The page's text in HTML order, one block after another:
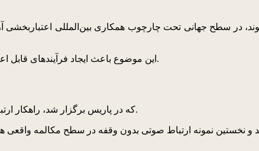
این موضوع باعث ایجاد فرآیندهای قابل اعتماد برای دریافت گواهی و پشتیبانی از تطابق با مقررات، نه‌تنها در کره بلکه در بازارهای مهم بین‌المللی می‌شود.
سال گذشته، ال‌جی در یکی از رویدادهای 5GAA که در پاریس برگزار شد، راهکار ارتباط صوتی مبتنی بر ماهواره برای خودروها را به نمایش گذاشت.